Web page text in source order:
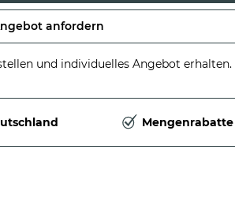
anfordern
und individuelles Angebot erhalten.
Mengenrabatte